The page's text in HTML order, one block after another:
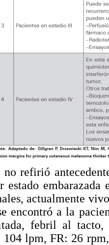
no refirió
estado embarazada
actualmente
encontró a la
febril al
lpm, FR: 26